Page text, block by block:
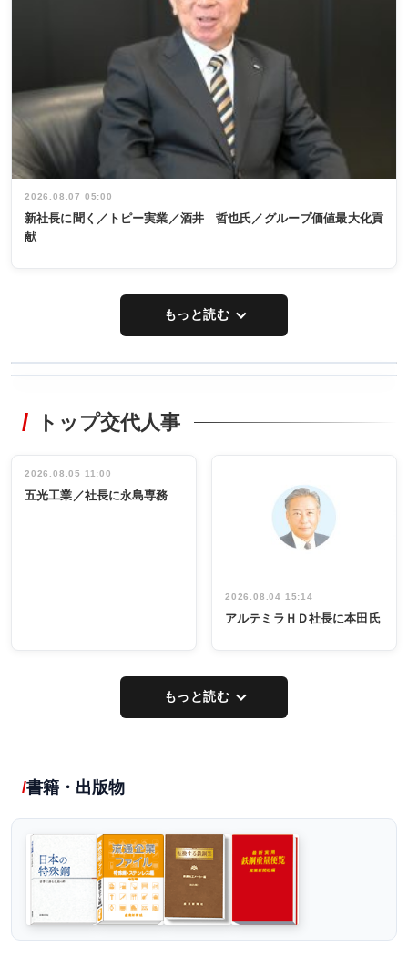
2026.08.07 05:00
新社長に聞く／トピー実業／酒井 哲也氏／グループ価値最大化貢
献
もっと読む
非鉄業界で
インタビュ
ー／社内ア
タックトレー
祝う 業界関
係者ら220人
出席
トップ交代人事
2026.08.05 11:00
五光工業／社長に永島専務
2026.08.04 15:14
アルテミラＨＤ社長に本田氏
もっと読む
書籍・出版物